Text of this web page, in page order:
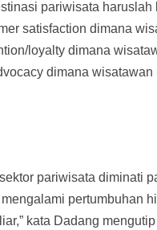
pariwisata haruslah
satisfaction dimana
loyalty dimana
dimana
pariwisata diminati
pertumbuhan
kata Dadang